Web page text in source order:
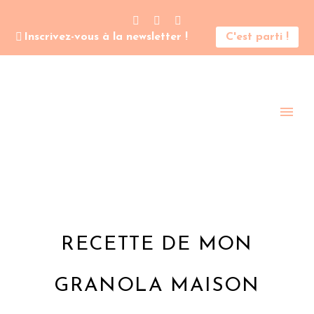
Inscrivez-vous à la newsletter ! C'est parti !
RECETTE DE MON
GRANOLA MAISON